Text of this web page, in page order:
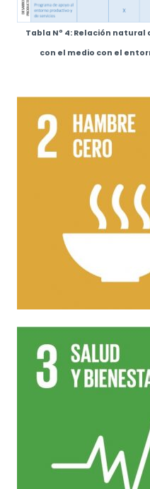
Tabla Nº 4: Relación
con el medio con el